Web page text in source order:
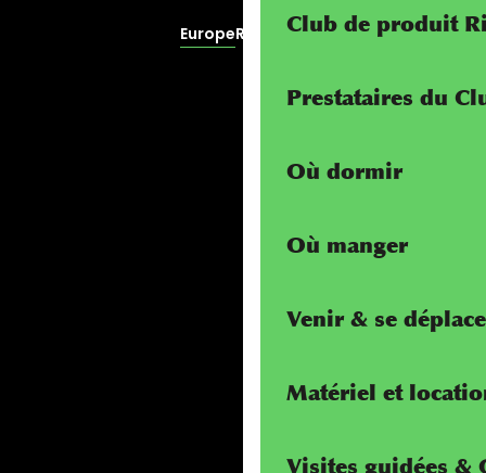
Club de produit
Prestataires du
Où dormir
Où manger
Venir & se
Matériel et
Visites guidées &
EuropeRivierALP